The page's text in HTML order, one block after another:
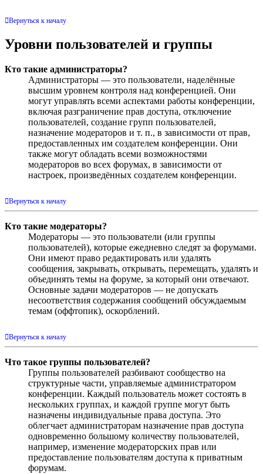
Вернуться к началу
Уровни пользователей и группы
Кто такие администраторы?
Администраторы — это пользователи, наделённые
высшим уровнем контроля над конференцией. Они
могут управлять всеми аспектами работы конференции,
включая разграничение прав доступа, отключение
пользователей, создание групп пользователей,
назначение модераторов и т. п., в зависимости от прав,
предоставленных им создателем конференции. Они
также могут обладать всеми возможностями
модераторов во всех форумах, в зависимости от
настроек, произведённых создателем конференции.
Вернуться к началу
Кто такие модераторы?
Модераторы — это пользователи (или группы
пользователей), которые ежедневно следят за форумами.
Они имеют право редактировать или удалять
сообщения, закрывать, открывать, перемещать, удалять и
объединять темы на форуме, за который они отвечают.
Основные задачи модераторов — не допускать
несоответствия содержания сообщений обсуждаемым
темам (оффтопик), оскорблений.
Вернуться к началу
Что такое группы пользователей?
Группы пользователей разбивают сообщество на
структурные части, управляемые администратором
конференции. Каждый пользователь может состоять в
нескольких группах, и каждой группе могут быть
назначены индивидуальные права доступа. Это
облегчает администраторам назначение прав доступа
одновременно большому количеству пользователей,
например, изменение модераторских прав или
предоставление пользователям доступа к приватным
форумам.